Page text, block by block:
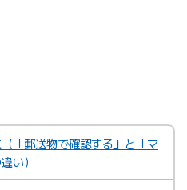
「郵送物で確認する」と「マ
い）